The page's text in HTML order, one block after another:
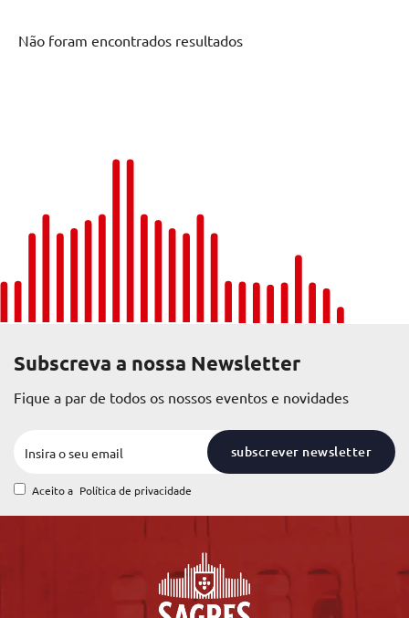
Não foram encontrados resultados
Subscreva a nossa Newsletter
Fique a par de todos os nossos eventos e novidades
subscrever newsletter
Aceito a Política de privacidade